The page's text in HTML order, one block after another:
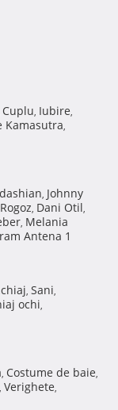
Cuplu, Iubire,
Kamasutra,
, Johnny
, Dani Otil,
, Melania
Antena 1
, Sani,
ochi,
, Costume de baie,
, Verighete,